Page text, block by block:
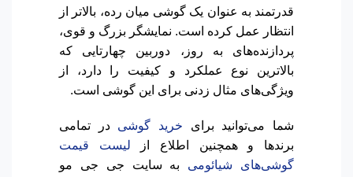
قدرتمند به عنوان یک گوشی میان رده، بالاتر از
انتظار عمل کرده است. نمایشگر بزرگ و قوی،
پردازنده‌های به روز، دوربین چهار‌تایی که
بالاترین نوع عملکرد و کیفیت را دارد، از
ویژگی‌های مثال زدنی برای این گوشی است.
شما می‌توانید برای خرید گوشی در تمامی
برندها و همچنین اطلاع از لیست قیمت
گوشی‌های شیائومی به سایت جی جی مو